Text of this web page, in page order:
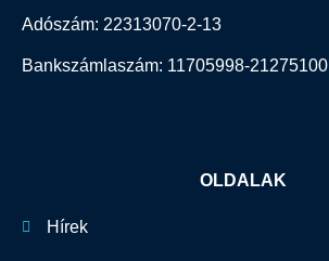
Adószám: 22313070-2-13
Bankszámlaszám: 11705998-21275100
OLDALAK
Hírek